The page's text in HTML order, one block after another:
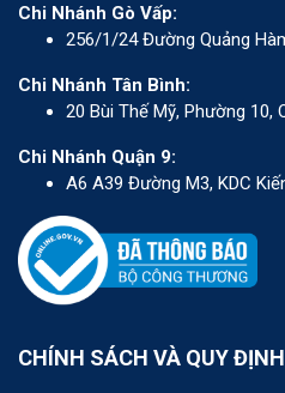
Chi Nhánh Gò Vấp:
256/1/24 Đường Quảng
Chi Nhánh Tân Bình:
20 Bùi Thế Mỹ, Phường 10,
Chi Nhánh Quận 9:
A6 A39 Đường M3, KDC
CHÍNH SÁCH VÀ QUY ĐỊNH